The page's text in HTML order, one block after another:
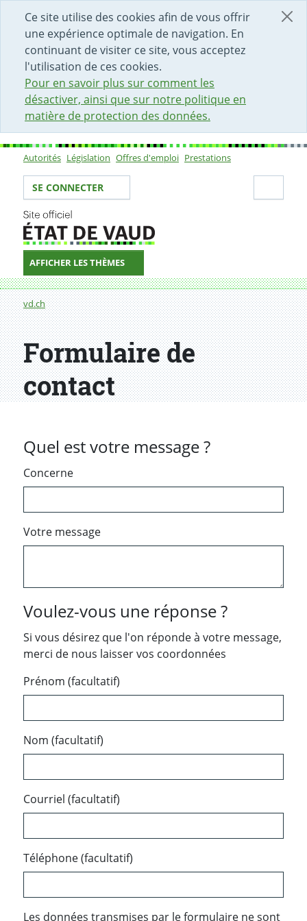
Ce site utilise des cookies afin de vous offrir
une expérience optimale de navigation. En
continuant de visiter ce site, vous acceptez
l'utilisation de ces cookies.
Pour en savoir plus sur comment les
désactiver, ainsi que sur notre politique en
matière de protection des données.
DÉBUT DU CONTENU DE LA PAGE
ACCÈS AU CHAMP DE RECHERCHE
PAGE D'ACCUEIL
FORMULAIRE DE CONTACT
Sous-navigation
Autorités Législation Offres d'emploi Prestations
Votre identité
SE CONNECTER
AFFICHER LES THÈMES
Fil d'Ariane
vd.ch
Formulaire de contact
Formulaire de
contact
Quel est votre message ?
Concerne
Votre message
Voulez-vous une réponse ?
Si vous désirez que l'on réponde à votre message,
merci de nous laisser vos coordonnées
Prénom (facultatif)
Nom (facultatif)
Courriel (facultatif)
Téléphone (facultatif)
Les données transmises par le formulaire ne sont